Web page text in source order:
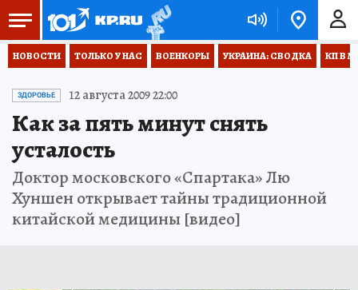
НОВОСТИ ТОЛЬКО У НАС ВОЕНКОРЫ УКРАИНА: СВОДКА КП В
ЗДОРОВЬЕ 12 августа 2009 22:00
Как за пять минут снять
усталость
Доктор московского «Спартака» Лю
Хуншен открывает тайны традиционной
китайской медицины [видео]